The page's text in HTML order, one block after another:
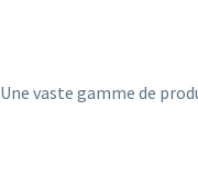
Une vaste gamme de